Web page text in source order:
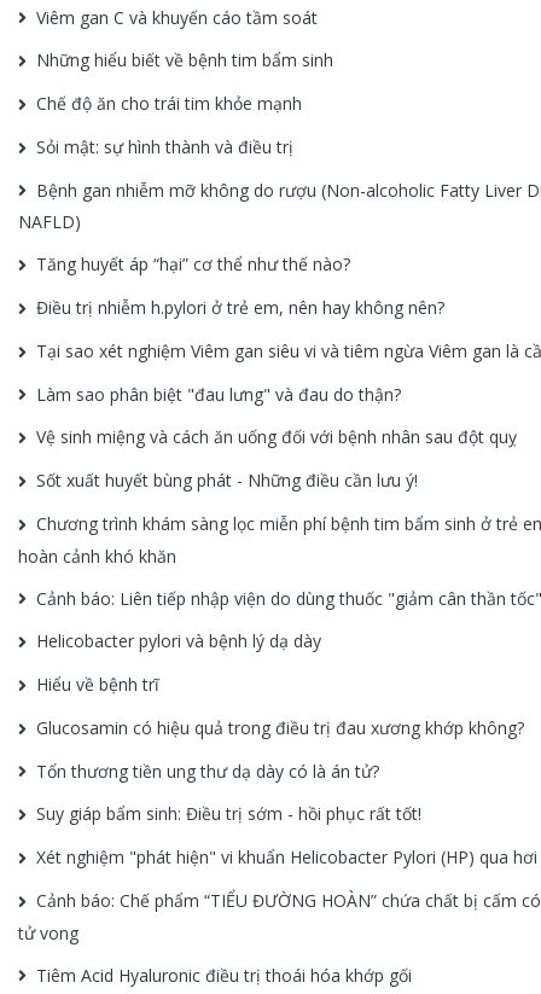
Viêm gan C và khuyến cáo tầm soát
Những hiểu biết về bệnh tim bẩm sinh
Chế độ ăn cho trái tim khỏe mạnh
Sỏi mật: sự hình thành và điều trị
Bệnh gan nhiễm mỡ không do rượu (Non-alcoholic Fatty Liver
NAFLD)
Tăng huyết áp “hại” cơ thể như thế nào?
Điều trị nhiễm h.pylori ở trẻ em, nên hay không nên?
Tại sao xét nghiệm Viêm gan siêu vi và tiêm ngừa Viêm gan là
Làm sao phân biệt "đau lưng" và đau do thận?
Vệ sinh miệng và cách ăn uống đối với bệnh nhân sau đột quỵ
Sốt xuất huyết bùng phát - Những điều cần lưu ý!
Chương trình khám sàng lọc miễn phí bệnh tim bẩm sinh ở trẻ
hoàn cảnh khó khăn
Cảnh báo: Liên tiếp nhập viện do dùng thuốc "giảm cân thần tốc"
Helicobacter pylori và bệnh lý dạ dày
Hiểu về bệnh trĩ
Glucosamin có hiệu quả trong điều trị đau xương khớp không?
Tổn thương tiền ung thư dạ dày có là án tử?
Suy giáp bẩm sinh: Điều trị sớm - hồi phục rất tốt!
Xét nghiệm "phát hiện" vi khuẩn Helicobacter Pylori (HP) qua
Cảnh báo: Chế phẩm “TIỂU ĐƯỜNG HOÀN” chứa chất bị cấm
tử vong
Tiêm Acid Hyaluronic điều trị thoái hóa khớp gối